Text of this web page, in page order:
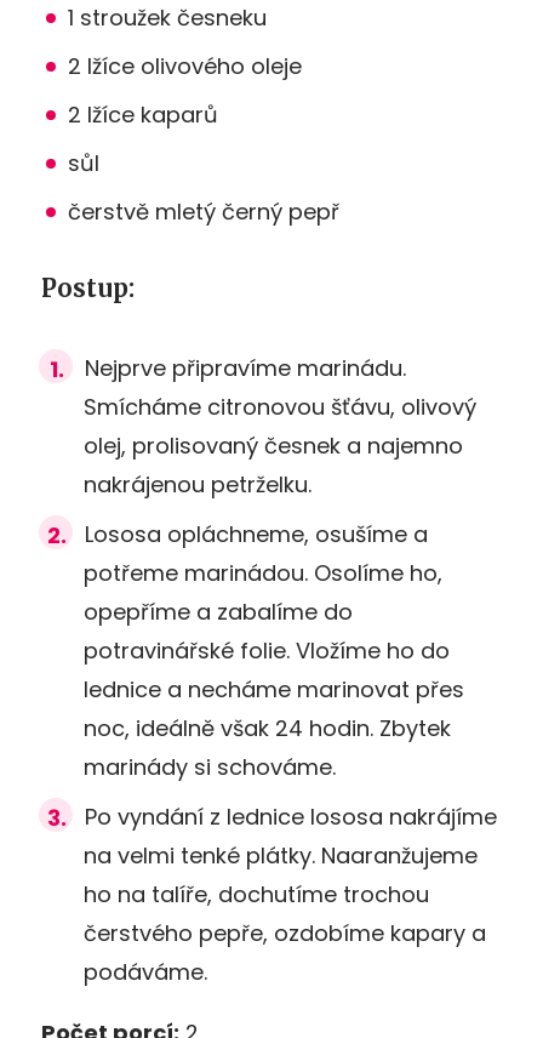
1 stroužek česneku
2 lžíce olivového oleje
2 lžíce kaparů
sůl
čerstvě mletý černý pepř
Postup:
Nejprve připravíme marinádu.
Smícháme citronovou šťávu, olivový
olej, prolisovaný česnek a najemno
nakrájenou petrželku.
Lososa opláchneme, osušíme a
potřeme marinádou. Osolíme ho,
opepříme a zabalíme do
potravinářské folie. Vložíme ho do
lednice a necháme marinovat přes
noc, ideálně však 24 hodin. Zbytek
marinády si schováme.
Po vyndání z lednice lososa nakrájíme
na velmi tenké plátky. Naaranžujeme
ho na talíře, dochutíme trochou
čerstvého pepře, ozdobíme kapary a
podáváme.